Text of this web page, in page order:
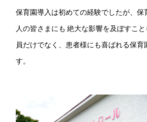
保育園導入は初めての経験でしたが、保
人の皆さまにも 絶大な影響を及ぼすこ
員だけでなく、患者様にも喜ばれる保育
す。